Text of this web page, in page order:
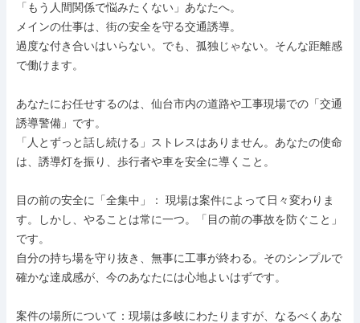
「もう人間関係で悩みたくない」あなたへ。
メインの仕事は、街の安全を守る交通誘導。
過度な付き合いはいらない。でも、孤独じゃない。そんな距離感
で働けます。
あなたにお任せするのは、仙台市内の道路や工事現場での「交通
誘導警備」です。
「人とずっと話し続ける」ストレスはありません。あなたの使命
は、誘導灯を振り、歩行者や車を安全に導くこと。
目の前の安全に「全集中」： 現場は案件によって日々変わりま
す。しかし、やることは常に一つ。「目の前の事故を防ぐこと」
です。
自分の持ち場を守り抜き、無事に工事が終わる。そのシンプルで
確かな達成感が、今のあなたには心地よいはずです。
案件の場所について：現場は多岐にわたりますが、なるべくあな